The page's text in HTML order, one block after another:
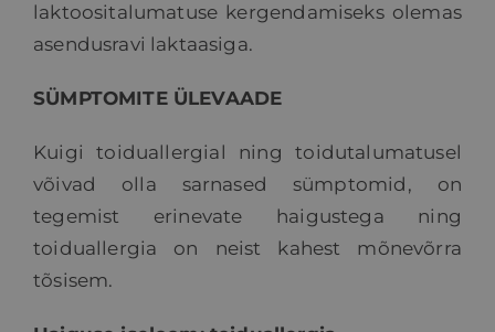
laktoositalumatuse kergendamiseks olemas
asendusravi laktaasiga.
SÜMPTOMITE ÜLEVAADE
Kuigi toiduallergial ning toidutalumatusel
võivad olla sarnased sümptomid, on
tegemist erinevate haigustega ning
toiduallergia on neist kahest mõnevõrra
tõsisem.